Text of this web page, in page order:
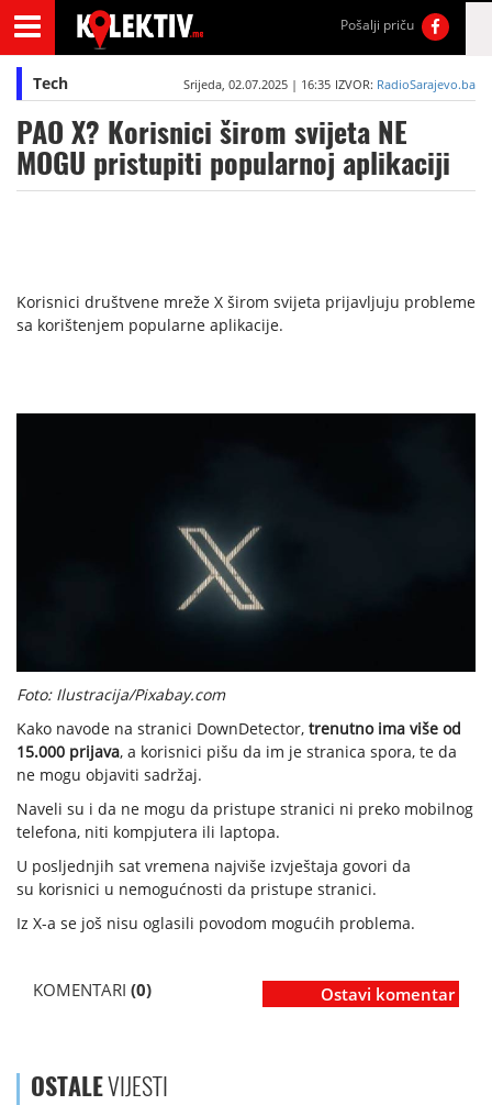
Pošalji priču
Tech Srijeda, 02.07.2025 | 16:35 IZVOR: RadioSarajevo.ba
PAO X? Korisnici širom svijeta NE
MOGU pristupiti popularnoj aplikaciji
Korisnici društvene mreže X širom svijeta prijavljuju probleme
sa korištenjem popularne aplikacije.
Foto: Ilustracija/Pixabay.com
Kako navode na stranici DownDetector, trenutno ima više od
15.000 prijava, a korisnici pišu da im je stranica spora, te da
ne mogu objaviti sadržaj.
Naveli su i da ne mogu da pristupe stranici ni preko mobilnog
telefona, niti kompjutera ili laptopa.
U posljednjih sat vremena najviše izvještaja govori da
su korisnici u nemogućnosti da pristupe stranici.
Iz X-a se još nisu oglasili povodom mogućih problema.
KOMENTARI (0) Ostavi komentar
OSTALEVIJESTI